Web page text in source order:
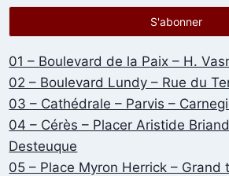
01 – Boulevard de la Paix – H.
02 – Boulevard Lundy – Rue du
03 – Cathédrale – Parvis –
04 – Cérès – Placer Aristide
Desteuque
05 – Place Myron Herrick – Grand